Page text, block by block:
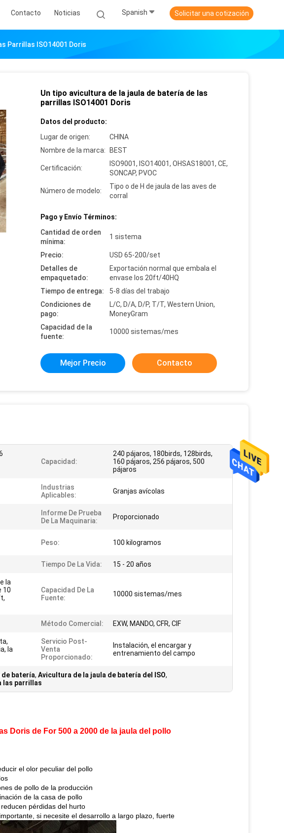
Contacto Noticias Spanish Solicitar una cotización
Parrillas ISO14001 Doris
Un tipo avicultura de la jaula de batería de las
parrillas ISO14001 Doris
Datos del producto:
Lugar de origen:
CHINA
Nombre de la marca:
BEST
Certificación:
ISO9001, ISO14001, OHSAS18001, CE,
SONCAP, PVOC
Número de modelo:
Tipo o de H de jaula de las aves de
corral
Pago y Envío Términos:
Cantidad de orden
mínima:
1 sistema
Precio:
USD 65-200/set
Detalles de
empaquetado:
Exportación normal que embala el
envase los 20ft/40HQ
Tiempo de entrega:
5-8 días del trabajo
Condiciones de
pago:
L/C, D/A, D/P, T/T, Western Union,
MoneyGram
Capacidad de la
fuente:
10000 sistemas/mes
Mejor Precio Contacto
Capacidad:
240 pájaros, 180birds, 128birds,
160 pájaros, 256 pájaros, 500
pájaros
Industrias
Aplicables:
Granjas avícolas
Informe De Prueba
De La Maquinaria:
Proporcionado
Peso: 100 kilogramos
Tiempo De La Vida: 15 - 20 años
la
10
Capacidad De La
Fuente:
10000 sistemas/mes
Método Comercial: EXW, MANDO, CFR, CIF
la
Servicio Post-
Venta
Proporcionado:
Instalación, el encargar y
entrenamiento del campo
de batería, Avicultura de la jaula de batería del ISO,
las parrillas
Doris de For 500 a 2000 de la jaula del pollo
el olor peculiar del pollo
de pollo de la producción
de la casa de pollo
pérdidas del hurto
si necesite el desarrollo a largo plazo, fuerte